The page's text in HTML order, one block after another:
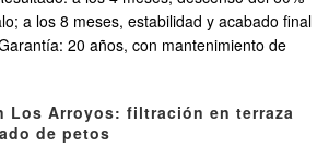
a los 8 meses, estabilidad y acabado final
20 años, con mantenimiento de
Los Arroyos: filtración en terraza
de petos